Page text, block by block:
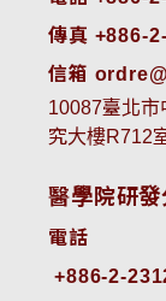
傳真 +886-
信箱
10087臺北
究大樓R712
醫學院研發
電話